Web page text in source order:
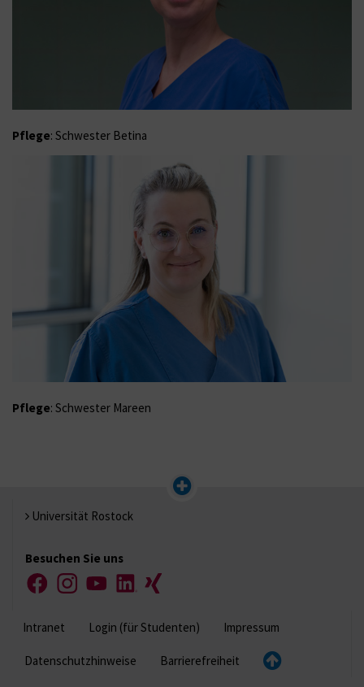
Pflege: Schwester Betina
Pflege: Schwester Mareen
Universität Rostock
Besuchen Sie uns
FacebookInstagramYouTubeLinkedIn
Xing
Intranet Login (für Studenten) Impressum
Datenschutzhinweise Barrierefreiheit